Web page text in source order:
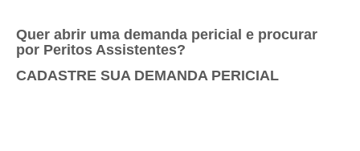
Quer abrir uma demanda pericial e procurar
por Peritos Assistentes?
CADASTRE SUA DEMANDA PERICIAL